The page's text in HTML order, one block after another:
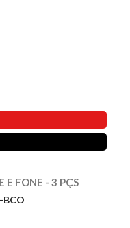
E FONE - 3 PÇS
BCO